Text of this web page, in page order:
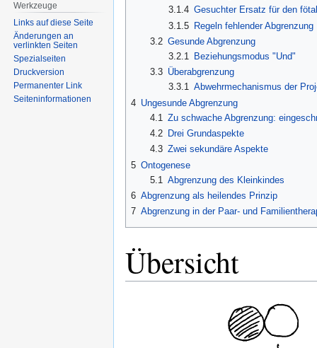
3.1.4 Gesuchter Ersatz für den
3.1.5 Regeln fehlender Abgrenzung
3.2 Gesunde Abgrenzung
3.2.1
Beziehungsmodus "Und"
3.3 Überabgrenzung
3.3.1 Abwehrmechanismus der
4 Ungesunde Abgrenzung
4.1 Zu schwache Abgrenzung:
4.2
Drei Grundaspekte
4.3 Zwei sekundäre Aspekte
5 Ontogenese
5.1 Abgrenzung des Kleinkindes
6 Abgrenzung als heilendes Prinzip
7 Abgrenzung in der Paar- und
Übersicht
Werkzeuge
Links auf diese Seite
Änderungen an
verlinkten Seiten
Spezialseiten
Druckversion
Permanenter Link
Seiten­informationen